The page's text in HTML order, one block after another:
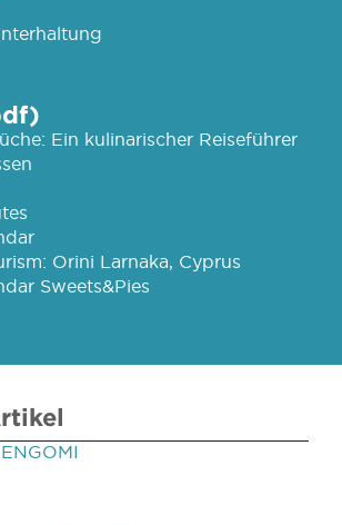
Ein kulinarischer Reiseführer
Orini Larnaka, Cyprus
Sweets&Pies